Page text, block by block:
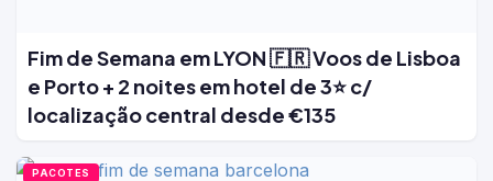
Fim de Semana em LYON 🇫🇷 Voos de Lisboa
e Porto + 2 noites em hotel de 3⭐ c/
localização central desde €135
PACOTES